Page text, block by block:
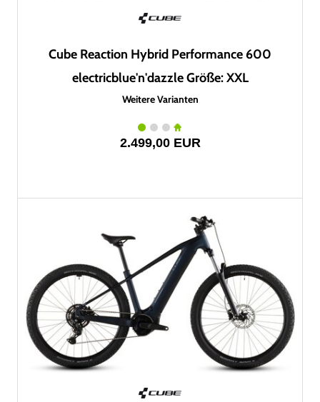
Cube Reaction Hybrid Performance 600
electricblue'n'dazzle Größe: XXL
Weitere Varianten
2.499,00 EUR